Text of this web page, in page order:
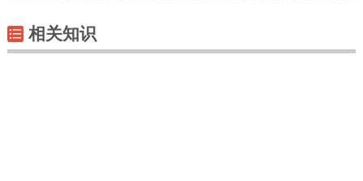
相关知识